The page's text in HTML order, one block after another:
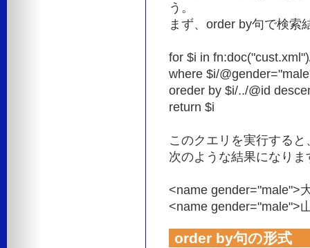
う。
まず、order by句で検索
for $i in
where $i/
oreder by $i/../@id
return $i
このクエリを実行する
次のような結果になりま
<name gender="male">
<name gender="male">
order by句の形式